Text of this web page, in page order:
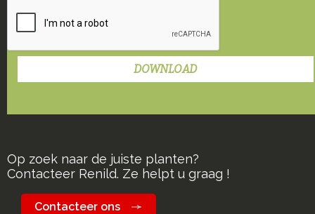
Op zoek naar de juiste planten?
Contacteer Renild. Ze helpt u graag !
Contacteer ons